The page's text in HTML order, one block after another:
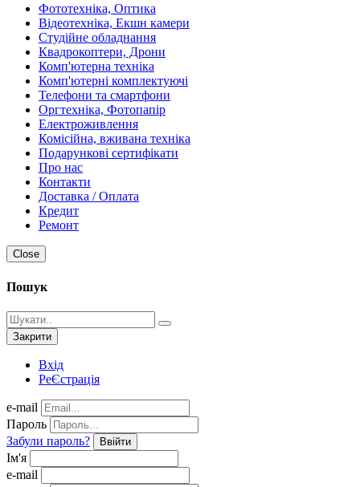
Фототехніка, Оптика
Відеотехніка, Екшн камери
Студійне обладнання
Квадрокоптери, Дрони
Комп'ютерна техніка
Комп'ютерні комплектуючі
Телефони та смартфони
Оргтехніка, Фотопапір
Електроживлення
Комісійна, вживана техніка
Подарункові сертифікати
Про нас
Контакти
Доставка / Оплата
Кредит
Ремонт
Close
Пошук
Закрити
Вхід
РеЄстрація
e-mail
Пароль
Забули пароль?
Ввійти
Ім'я
e-mail